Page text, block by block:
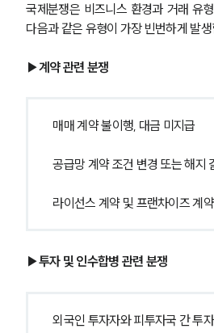
국제분쟁은 비즈니스 환경과 거래 유
다음과 같은 유형이 가장 빈번하게 발
▶계약 관련 분쟁
매매 계약 불이행, 대금 미지급
공급망 계약 조건 변경 또는 해지
라이선스 계약 및 프랜차이즈 계
▶투자 및 인수합병 관련 분쟁
외국인 투자자와 피투자국 간 투